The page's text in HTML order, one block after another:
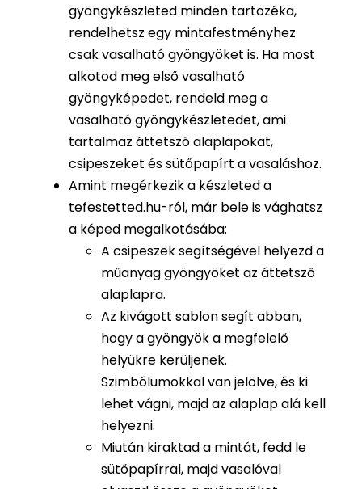
gyöngykészleted minden tartozéka,
rendelhetsz egy mintafestményhez
csak vasalható gyöngyöket is. Ha most
alkotod meg első vasalható
gyöngyképedet, rendeld meg a
vasalható gyöngykészletedet, ami
tartalmaz áttetsző alaplapokat,
csipeszeket és sütőpapírt a vasaláshoz.
Amint megérkezik a készleted a
tefestetted.hu-ról, már bele is vághatsz
a képed megalkotásába:
A csipeszek segítségével helyezd a
műanyag gyöngyöket az áttetsző
alaplapra.
Az kivágott sablon segít abban,
hogy a gyöngyök a megfelelő
helyükre kerüljenek.
Szimbólumokkal van jelölve, és ki
lehet vágni, majd az alaplap alá kell
helyezni.
Miután kiraktad a mintát, fedd le
sütőpapírral, majd vasalóval